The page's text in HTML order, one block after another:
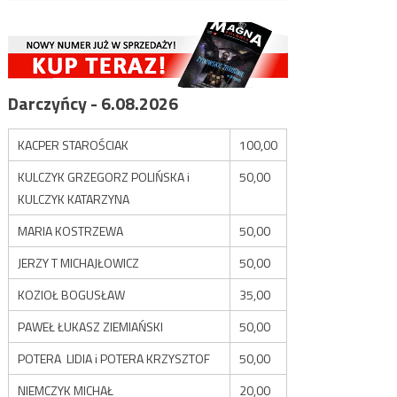
Darczyńcy - 6.08.2026
KACPER STAROŚCIAK
100,00
KULCZYK GRZEGORZ POLIŃSKA i
KULCZYK KATARZYNA
50,00
MARIA KOSTRZEWA
50,00
JERZY T MICHAJŁOWICZ
50,00
KOZIOŁ BOGUSŁAW
35,00
PAWEŁ ŁUKASZ ZIEMIAŃSKI
50,00
POTERA LIDIA i POTERA KRZYSZTOF
50,00
NIEMCZYK MICHAŁ
20,00